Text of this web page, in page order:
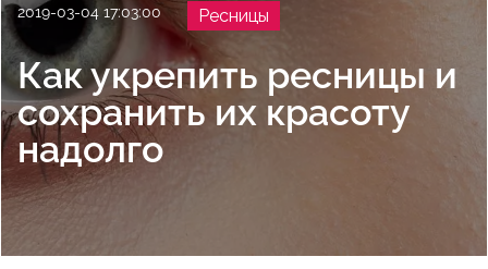
2019-03-04 17:03:00 Ресницы
Как укрепить ресницы и
сохранить их красоту
надолго